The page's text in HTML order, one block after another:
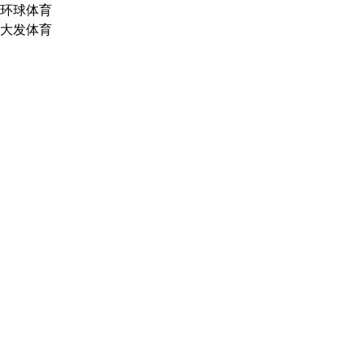
环球体育
大发体育